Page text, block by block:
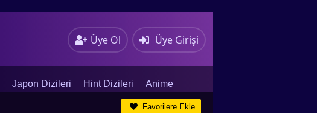
Üye Ol Üye Girişi
Japon Dizileri Hint Dizileri Anime
Favorilere Ekle